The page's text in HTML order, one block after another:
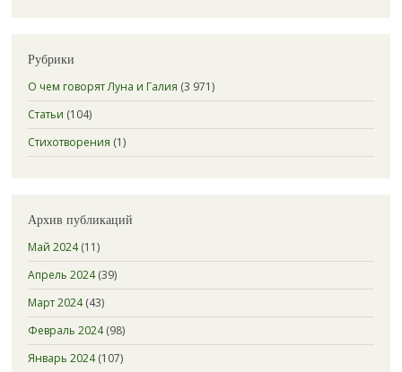
Рубрики
О чем говорят Луна и Галия (3 971)
Статьи (104)
Стихотворения (1)
Архив публикаций
Май 2024(11)
Апрель 2024(39)
Март 2024(43)
Февраль 2024(98)
Январь 2024(107)